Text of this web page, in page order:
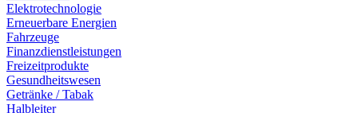
Elektrotechnologie
Erneuerbare Energien
Fahrzeuge
Finanzdienstleistungen
Freizeitprodukte
Gesundheitswesen
Getränke / Tabak
Halbleiter